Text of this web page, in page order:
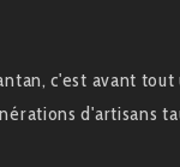
c'est avant
d'artisans